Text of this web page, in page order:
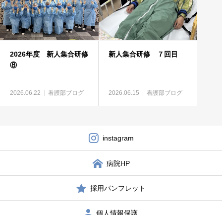
2026年度 新人集合研修
⑧
2026.06.22 看護部ブログ
新人集合研修 ７回目
2026.06.15 看護部ブログ
instagram
病院HP
採用パンフレット
個人情報保護